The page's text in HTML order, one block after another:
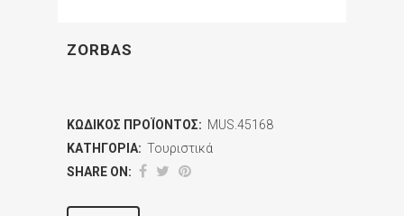
ZORBAS
ΚΩΔΙΚΌΣ ΠΡΟΪΌΝΤΟΣ: MUS.45168
ΚΑΤΗΓΟΡΊΑ: Τουριστικά
SHARE ON: